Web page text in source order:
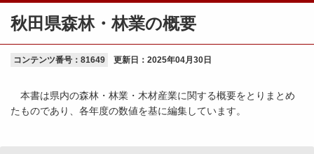
秋田県森林・林業の概要
コンテンツ番号：81649 更新日： 2025年04月30日
本書は県内の森林・林業・木材産業に関する概要をとりまとめ
たものであり、各年度の数値を基に編集しています。